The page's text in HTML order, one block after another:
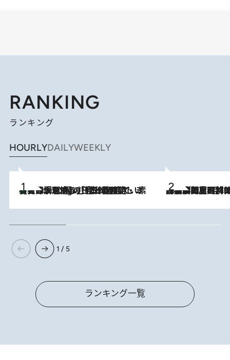
RANKING
ランキング
HOURLYDAILYWEEKLY
2 Hours Ago
【大分・別府】「今一番おいしい食材を調理する」1日2組限定・ミシュラン2ツ星の日本料理店で、素材と四季を愉しむ極上の時間 2026.8.8
「最後に見られてよかった」上野動物園の東園パンダ舎が解体前に特別公開。8月16日まで延長されたパネル展と共に辿る“半世紀”のパンダ飼育《解体工事の図面あり》
1 / 5
ランキング一覧